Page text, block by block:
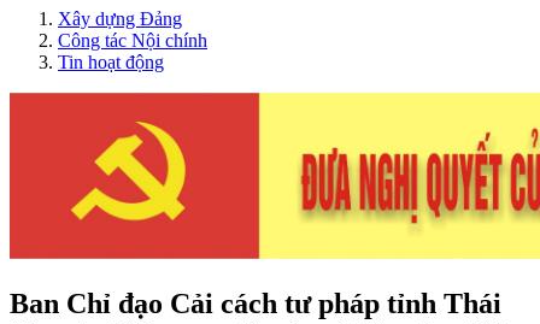
Xây dựng Đảng
Công tác Nội chính
Tin hoạt động
Ban Chỉ đạo Cải cách tư pháp tỉnh Thái